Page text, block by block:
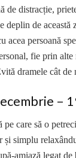
de distracție,
deplin de această
acea persoană
fie prin
dramele cât de
–
care să o
și simplu
amiază legat